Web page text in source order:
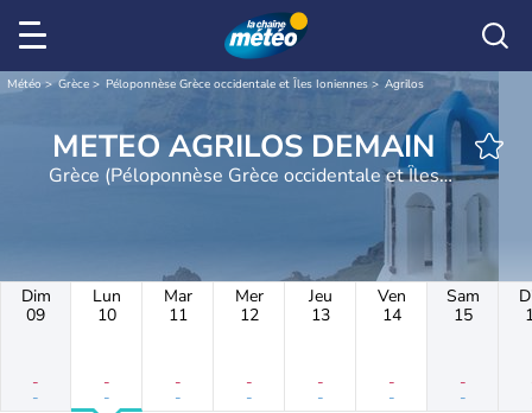
Météo Grèce Péloponnèse Grèce occidentale et Îles Ioniennes Agrilos
METEO AGRILOS DEMAIN
Grèce (Péloponnèse Grèce occidentale et Îles
Dim
09
-
-
Lun
10
-
-
Mar
11
-
-
Mer
12
-
-
Jeu
13
-
-
Ven
14
-
-
Sam
15
-
-